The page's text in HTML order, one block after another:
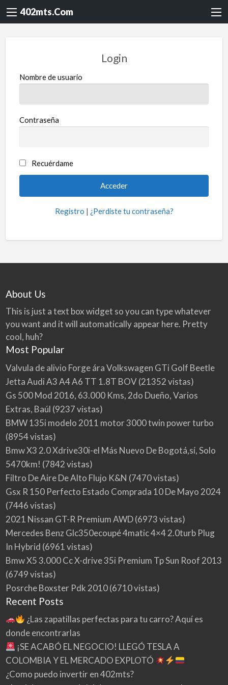
402mts.Com
Login
Nombre de usuario
Contraseña
Recuérdame
Registro | ¿Perdiste tu contraseña?
About Us
This is just a text box widget so you can type whatever
you want and it will automatically appear here. Pretty
cool, huh?
Most Popular
Valvula de alivio Forge ára Volkswagen GTi Golf Beetle
Jetta Audi A3 A4 A6 TT 1.8T BOV(21352 vistas)
Gs 500 Mod 2016, 63.000 Kms, 2do Dueño, Varios
Extras, Baúl (9237 vistas)
BMW 135i modelo 2011 motor 3000 twin power turbo
(8954 vistas)
Bmw X3 2.0 Xdrive30i-el Más Nuevo De Bogotá,sí, Solo
5470km! (7842 vistas)
Filtro De Aire De Alto Flujo K&N (7470 vistas)
Gsx R 150 Perfecto Estado Comprada 10 De Mayo 2024
(7446 vistas)
2021 Nissan GT-R Premium AWD(6973 vistas)
Mercedes Benz Glc350ecoupé 4matic 4×4 2.0turb Plug
In Hybrid (6961 vistas)
Bmw X5 3.000 Cc X-drive 35i Premium Tp Sun Roof 2013
(6749 vistas)
Posrche Boxster Pdk 2010(6710 vistas)
Recent Posts
¿Las zapatillas perfectas para tu carro? Aquí es
donde encontrarlas
¡SE ACABÓ EL NEGOCIO! LLEGÓ TESLA A
COLOMBIA Y EL MERCADO EXPLOTÓ
¿Como puedo invertir en 402mts?